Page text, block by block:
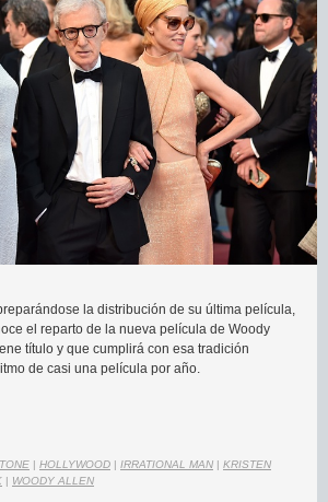
la distribución de su última película,
el reparto de la nueva película de Woody
título y que cumplirá con esa tradición
de casi una película por año.
| HOLLYWOOD | IRRATIONAL MAN | KRISTEN
| WOODY ALLEN